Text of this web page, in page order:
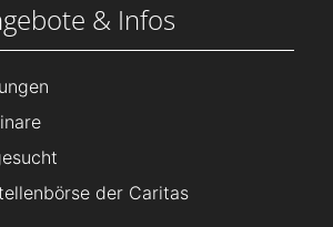
& Infos
der Caritas